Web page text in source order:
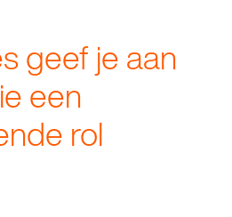
geef je aan
een
rol